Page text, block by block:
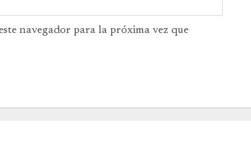
navegador para la próxima vez que